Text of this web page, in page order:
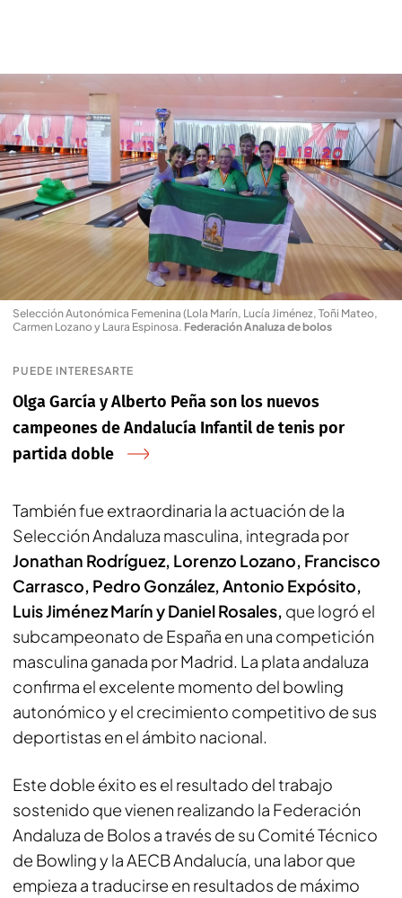
Selección Autonómica Femenina (Lola Marín, Lucía Jiménez, Toñi Mateo,
Carmen Lozano y Laura Espinosa. Federación Analuza de bolos
PUEDE INTERESARTE
Olga García y Alberto Peña son los nuevos
campeones de Andalucía Infantil de tenis por
partida doble
También fue extraordinaria la actuación de la
Selección Andaluza masculina, integrada por
Jonathan Rodríguez, Lorenzo Lozano, Francisco
Carrasco, Pedro González, Antonio Expósito,
Luis Jiménez Marín y Daniel Rosales, que logró el
subcampeonato de España en una competición
masculina ganada por Madrid. La plata andaluza
confirma el excelente momento del bowling
autonómico y el crecimiento competitivo de sus
deportistas en el ámbito nacional.
Este doble éxito es el resultado del trabajo
sostenido que vienen realizando la Federación
Andaluza de Bolos a través de su Comité Técnico
de Bowling y la AECB Andalucía, una labor que
empieza a traducirse en resultados de máximo